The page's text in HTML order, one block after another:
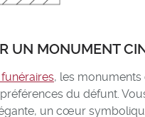
UN MONUMENT
, les
du défunt.
un cœur